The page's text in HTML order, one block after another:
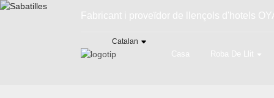
Fabricant i proveïdor de llençols d'hotels
Catalan
Casa Roba De Llit